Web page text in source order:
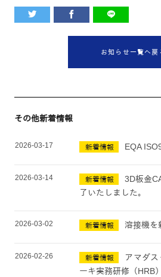
お知らせ一覧へ戻
その他新着情報
2026-03-17 新着情報 EQA
2026-03-14 新着情報
3D板金
了いたしました。
2026-03-02 新着情報 溶接機を
2026-02-26 新着情報
アマダ
ーキ実務研修（HRB